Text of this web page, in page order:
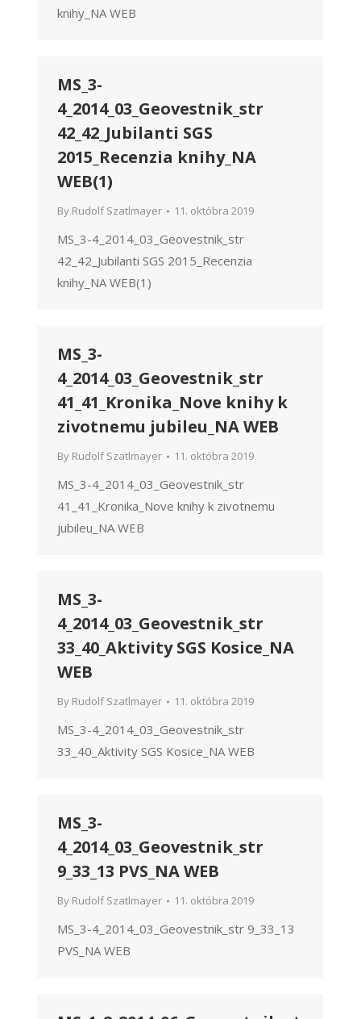
knihy_NA WEB
MS_3-
4_2014_03_Geovestnik_str
42_42_Jubilanti SGS
2015_Recenzia knihy_NA
WEB(1)
By Rudolf Szatlmayer 11. októbra 2019
MS_3-4_2014_03_Geovestnik_str
42_42_Jubilanti SGS 2015_Recenzia
knihy_NA WEB(1)
MS_3-
4_2014_03_Geovestnik_str
41_41_Kronika_Nove knihy k
zivotnemu jubileu_NA WEB
By Rudolf Szatlmayer 11. októbra 2019
MS_3-4_2014_03_Geovestnik_str
41_41_Kronika_Nove knihy k zivotnemu
jubileu_NA WEB
MS_3-
4_2014_03_Geovestnik_str
33_40_Aktivity SGS Kosice_NA
WEB
By Rudolf Szatlmayer 11. októbra 2019
MS_3-4_2014_03_Geovestnik_str
33_40_Aktivity SGS Kosice_NA WEB
MS_3-
4_2014_03_Geovestnik_str
9_33_13 PVS_NA WEB
By Rudolf Szatlmayer 11. októbra 2019
MS_3-4_2014_03_Geovestnik_str 9_33_13
PVS_NA WEB